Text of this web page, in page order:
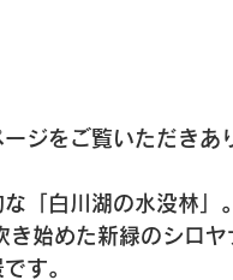
ジをご覧いただきあ
「白川湖の水没林」。
始めた新緑のシロ
す。